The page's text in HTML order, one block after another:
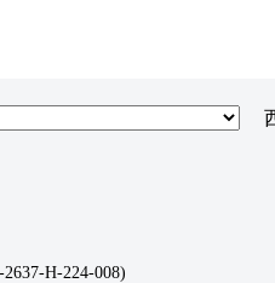
H-224-008)